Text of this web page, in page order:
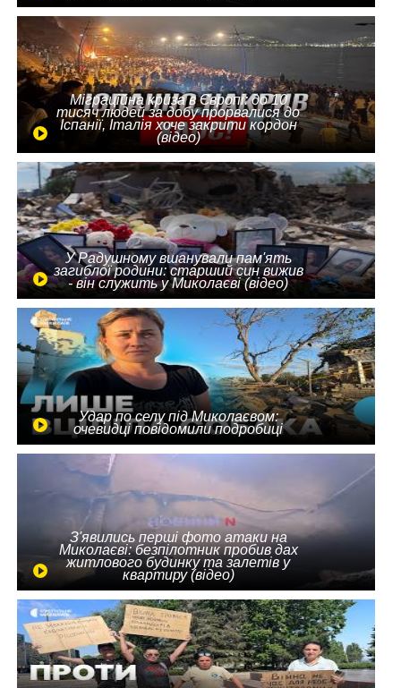
Міграційна криза в Європі: до 10
тисяч людей за добу прорвалися до
Іспанії, Італія хоче закрити кордон
(відео)
У Радушному вшанували пам'ять
загиблої родини: старший син вижив
- він служить у Миколаєві (відео)
Удар по селу під Миколаєвом:
очевидці повідомили подробиці
З'явились перші фото атаки на
Миколаєві: безпілотник пробив дах
житлового будинку та залетів у
квартиру (відео)